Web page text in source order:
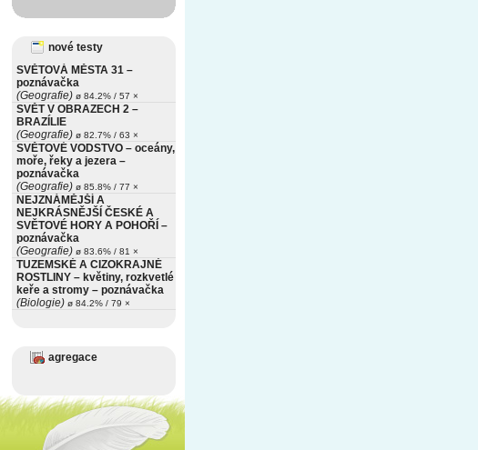
nové testy
SVĚTOVÁ MĚSTA 31 –
poznávačka
(Geografie) ø 84.2% / 57 ×
SVĚT V OBRAZECH 2 –
BRAZÍLIE
(Geografie) ø 82.7% / 63 ×
SVĚTOVÉ VODSTVO – oceány,
moře, řeky a jezera –
poznávačka
(Geografie) ø 85.8% / 77 ×
NEJZNÁMĚJŠÍ A
NEJKRÁSNĚJŠÍ ČESKÉ A
SVĚTOVÉ HORY A POHOŘÍ –
poznávačka
(Geografie) ø 83.6% / 81 ×
TUZEMSKÉ A CIZOKRAJNÉ
ROSTLINY – květiny, rozkvetlé
keře a stromy – poznávačka
(Biologie) ø 84.2% / 79 ×
agregace